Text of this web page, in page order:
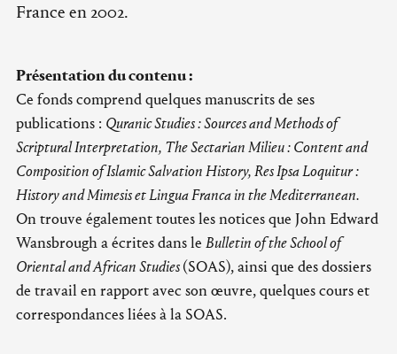
France en 2002.
Présentation du contenu :
Ce fonds comprend quelques manuscrits de ses
publications : Quranic Studies : Sources and Methods of
Scriptural Interpretation, The Sectarian Milieu : Content and
Composition of Islamic Salvation History, Res Ipsa Loquitur :
History and Mimesis et Lingua Franca in the Mediterranean.
On trouve également toutes les notices que John Edward
Wansbrough a écrites dans le Bulletin of the School of
Oriental and African Studies(SOAS), ainsi que des dossiers
de travail en rapport avec son œuvre, quelques cours et
correspondances liées à la SOAS.